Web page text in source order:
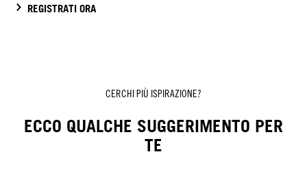
REGISTRATI ORA
CERCHI PIÙ ISPIRAZIONE?
ECCO QUALCHE SUGGERIMENTO PER
TE